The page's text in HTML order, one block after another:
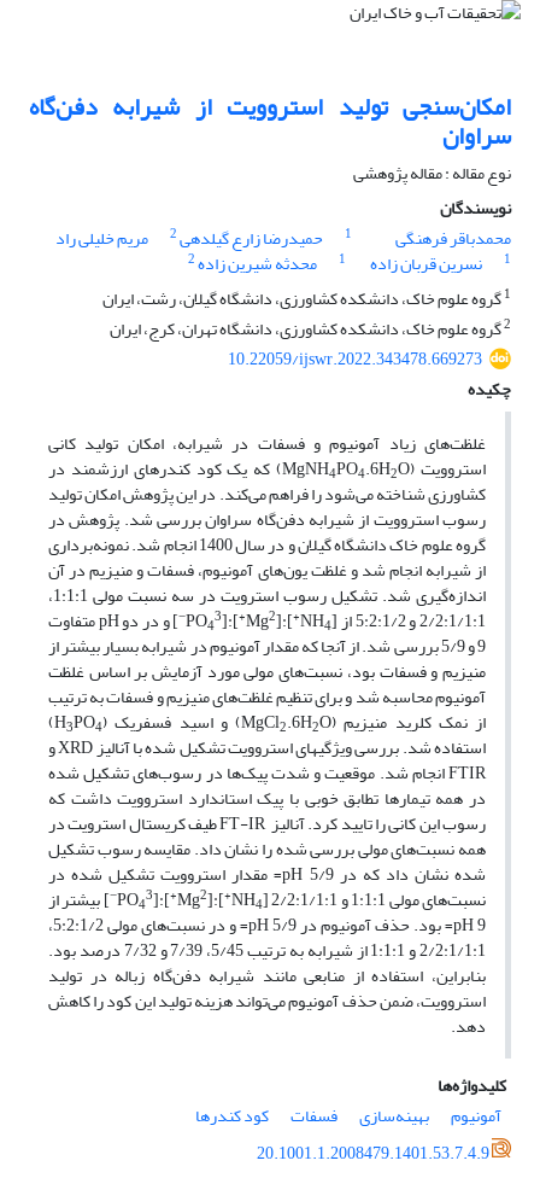
امکان‌سنجی تولید استروویت از شیرابه دفن‌گاه
سراوان
نوع مقاله : مقاله پژوهشی
نویسندگان
محمدباقر فرهنگی
1 حمیدرضا زارع گیلدهی2 مریم خلیلی راد
1 نسرین قربان زاده 1 محدثه شیرین زاده2
1گروه علوم خاک، دانشکده کشاورزی، دانشگاه گیلان، رشت، ایران
2گروه علوم خاک، دانشکده کشاورزی، دانشگاه تهران، کرج، ایران
10.22059/ijswr.2022.343478.669273
چکیده
غلظت‌های زیاد آمونیوم و فسفات در شیرابه، امکان تولید کانی
استروویت (MgNH 4PO4.6H2 O) که یک کود کندرهای ارزشمند در
کشاورزی شناخته می‌شود را فراهم می‌کند. در این پژوهش امکان تولید
رسوب استروویت از شیرابه دفن‌گاه سراوان بررسی شد. پژوهش در
گروه علوم خاک دانشگاه گیلان و در سال 1400 انجام شد. نمونه‌برداری
از شیرابه انجام شد و غلظت یون‌های آمونیوم، فسفات و منیزیم در آن
اندازه‌گیری شد. تشکیل رسوب استرویت در سه نسبت مولی 1:1:1،
2/2:1/1:1 و 5:2:1/2 از [NH 4
+
]:[Mg
2+
]:[PO
43− ] و در دو pH متفاوت
9 و 5/9 بررسی شد. از آنجا که مقدار آمونیوم در شیرابه بسیار بیشتر از
منیزیم و فسفات بود، نسبت‌های مولی مورد آزمایش بر اساس غلظت
آمونیوم محاسبه شد و برای تنظیم غلظت‌های منیزیم و فسفات به ترتیب
از نمک‌ کلرید منیزیم (MgCl 2.6H2O) و اسید فسفریک (H 3PO4
)
استفاده شد. بررسی ویژگی­های استروویت تشکیل شده با آنالیز XRD و
FTIR انجام شد. موقعیت و شدت پیک‌ها در رسوب‌های تشکیل شده
در همه تیمارها تطابق خوبی با پیک استاندارد استروویت داشت که
رسوب این کانی را تایید کرد. آنالیز FT-IR طیف کریستال استرویت در
همه نسبت‌های مولی بررسی شده را نشان داد. مقایسه رسوب تشکیل
شده نشان داد که در 5/9 pH= مقدار استروویت تشکیل شده در
نسبت‌های مولی 1:1:1 و 2/2:1/1:1 [NH 4
+
]:[Mg
2+
]:[PO
43− ] بیشتر از
9 pH= بود. حذف آمونیوم در 5/9 pH= و در نسبت‌های مولی 5:2:1/2،
2/2:1/1:1 و 1:1:1 از شیرابه به ترتیب 5/45، 7/39 و 7/32 درصد بود.
بنابراین، استفاده از منابعی مانند شیرابه دفن‌گاه زباله در تولید
استروویت، ضمن حذف آمونیوم می‌تواند هزینه تولید این کود را کاهش
دهد.
کلیدواژه‌ها
آمونیوم
بهینه‌سازی فسفات
کود کندرها
20.1001.1.2008479.1401.53.7.4.9